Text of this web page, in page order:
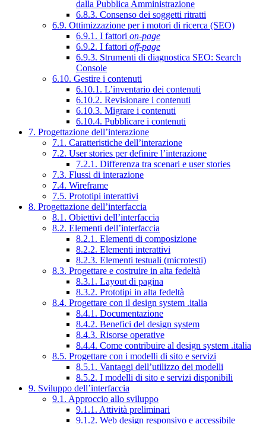
dalla Pubblica Amministrazione
6.8.3. Consenso dei soggetti ritratti
6.9. Ottimizzazione per i motori di ricerca (SEO)
6.9.1. I fattori on-page
6.9.2. I fattori off-page
6.9.3. Strumenti di diagnostica SEO: Search
Console
6.10. Gestire i contenuti
6.10.1. L’inventario dei contenuti
6.10.2. Revisionare i contenuti
6.10.3. Migrare i contenuti
6.10.4. Pubblicare i contenuti
7. Progettazione dell’interazione
7.1. Caratteristiche dell’interazione
7.2. User stories per definire l’interazione
7.2.1. Differenza tra scenari e user stories
7.3. Flussi di interazione
7.4. Wireframe
7.5. Prototipi interattivi
8. Progettazione dell’interfaccia
8.1. Obiettivi dell’interfaccia
8.2. Elementi dell’interfaccia
8.2.1. Elementi di composizione
8.2.2. Elementi interattivi
8.2.3. Elementi testuali (microtesti)
8.3. Progettare e costruire in alta fedeltà
8.3.1. Layout di pagina
8.3.2. Prototipi in alta fedeltà
8.4. Progettare con il design system .italia
8.4.1. Documentazione
8.4.2. Benefici del design system
8.4.3. Risorse operative
8.4.4. Come contribuire al design system .italia
8.5. Progettare con i modelli di sito e servizi
8.5.1. Vantaggi dell’utilizzo dei modelli
8.5.2. I modelli di sito e servizi disponibili
9. Sviluppo dell’interfaccia
9.1. Approccio allo sviluppo
9.1.1. Attività preliminari
9.1.2. Web design responsivo e accessibile